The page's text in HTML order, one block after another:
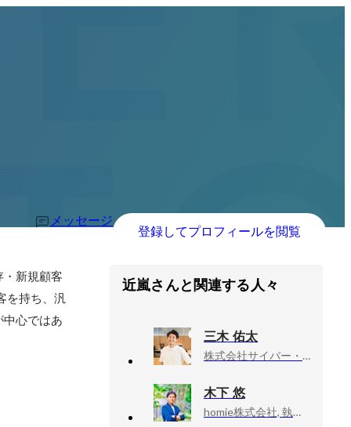
メッセージ
登録してプロフィールを閲覧
新規顧客
を持ち、汎
心ではあ
近嵐さんと関連する人々
三木 佑太
株式会社サイバー・バズ, 取締役
木下 悠
homie株式会社, 執行役員／VP of Sales